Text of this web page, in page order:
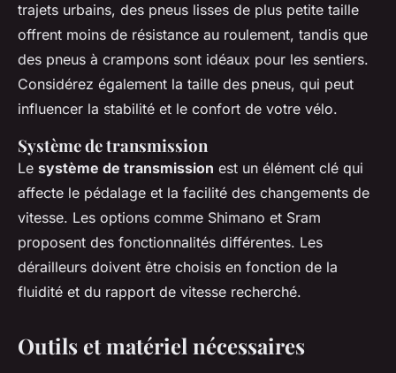
trajets urbains, des pneus lisses de plus petite taille
offrent moins de résistance au roulement, tandis que
des pneus à crampons sont idéaux pour les sentiers.
Considérez également la taille des pneus, qui peut
influencer la stabilité et le confort de votre vélo.
Système de transmission
Le système de transmission est un élément clé qui
affecte le pédalage et la facilité des changements de
vitesse. Les options comme Shimano et Sram
proposent des fonctionnalités différentes. Les
dérailleurs doivent être choisis en fonction de la
fluidité et du rapport de vitesse recherché.
Outils et matériel nécessaires